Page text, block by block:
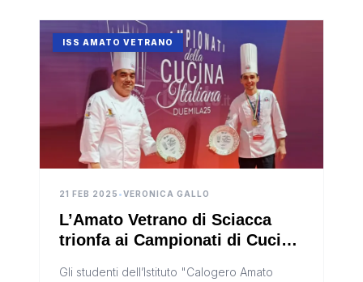
ISS AMATO VETRANO
21 FEB 2025 •VERONICA GALLO
L’Amato Vetrano di Sciacca
trionfa ai Campionati di Cucina
Gli studenti dell’Istituto "Calogero Amato